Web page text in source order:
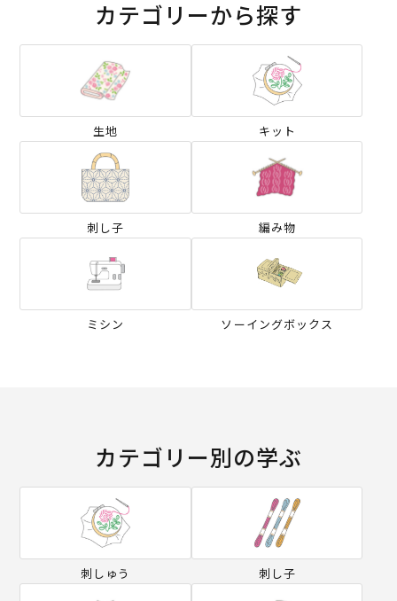
カテゴリーから探す
生地 キット
刺し子 編み物
ミシン ソーイングボックス
カテゴリー別の学ぶ
刺しゅう 刺し子